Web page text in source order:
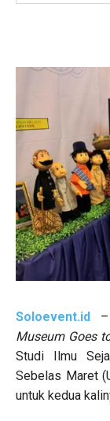
Soloevent.id
Museum Goes
Studi Ilmu
Sebelas Maret
untuk kedua